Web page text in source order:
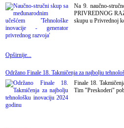
Na 9. naučno-
PRIVREDNOG
skupu u Privrednoj
Opširnije...
Održano Finale 18. Takmičenja za najbolju
Finale 18.
Tim "Preskoderi"